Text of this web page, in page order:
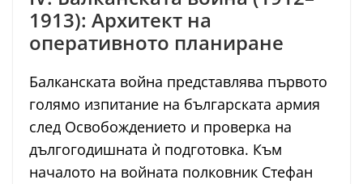
1913): Архитект на
оперативното планиране
Балканската война представлява първото
голямо изпитание на българската армия
след Освобождението и проверка на
дългогодишната ѝ подготовка. Към
началото на войната полковник Стефан